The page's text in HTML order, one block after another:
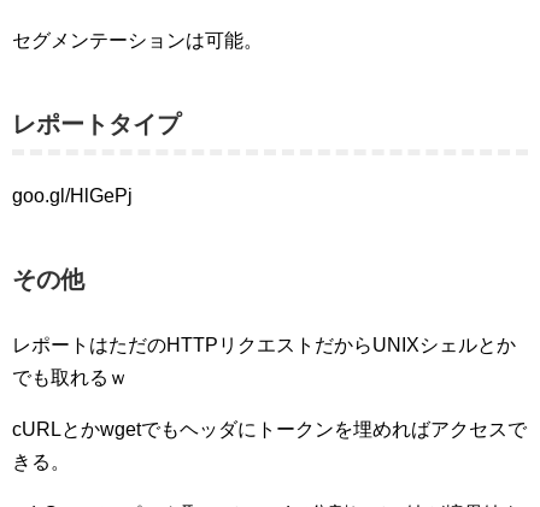
セグメンテーションは可能。
レポートタイプ
goo.gl/HlGePj
その他
レポートはただのHTTPリクエストだからUNIXシェルとか
でも取れるｗ
cURLとかwgetでもヘッダにトークンを埋めればアクセスで
きる。